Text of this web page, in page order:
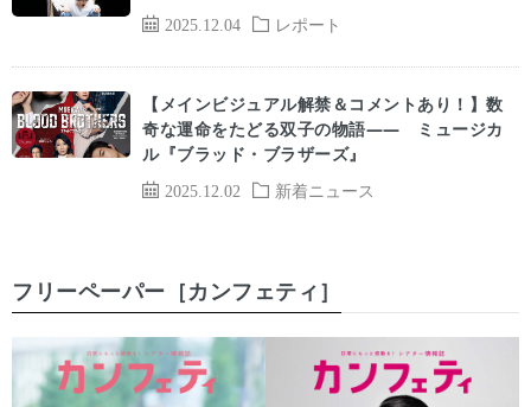
2025.12.04 レポート
2025.12.02 新着ニュース
【メインビジュアル解禁＆コメントあり！】数
奇な運命をたどる双子の物語―― ミュージカ
ル『ブラッド・ブラザーズ』
フリーペーパー［カンフェティ］